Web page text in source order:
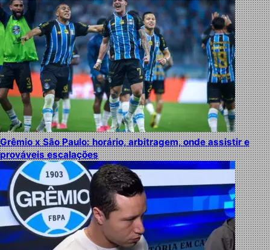
Grêmio x São Paulo: horário, arbitragem, onde assistir e
prováveis escalações